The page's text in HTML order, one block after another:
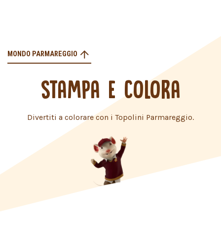
MONDO PARMAREGGIO
STAMPA E COLORA
Divertiti a colorare con i Topolini Parmareggio.